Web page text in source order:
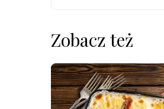
Zobacz też